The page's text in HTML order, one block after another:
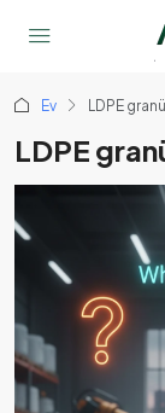
Ev LDPE
LDPE